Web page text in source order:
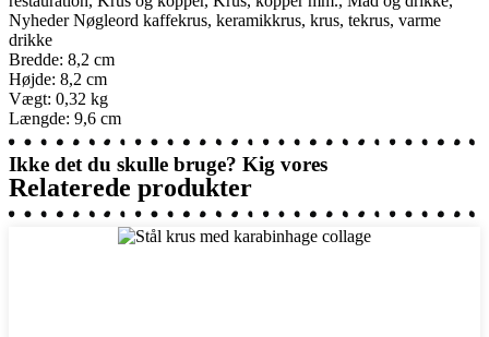
Nyheder Nøgleord kaffekrus, keramikkrus, krus, tekrus, varme
drikke
Bredde: 8,2 cm
Højde: 8,2 cm
Vægt: 0,32 kg
Længde: 9,6 cm
Ikke det du skulle bruge? Kig vores
Relaterede produkter